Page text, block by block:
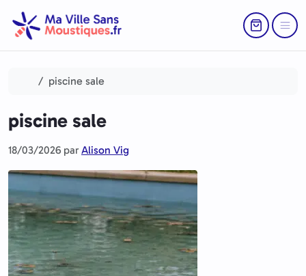
Return to
Menu
Accueil
piscine sale
piscine sale
18/03/2026 par Alison Vig